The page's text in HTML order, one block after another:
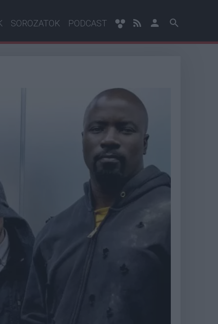
SOROZATOK PODCAST